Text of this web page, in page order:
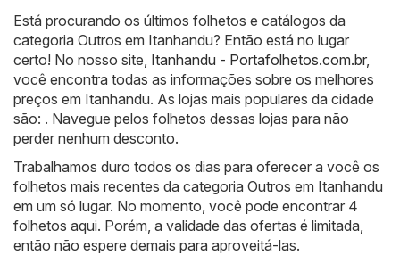
Está procurando os últimos folhetos e catálogos da
categoria Outros em Itanhandu? Então está no lugar
certo! No nosso site, Itanhandu - Portafolhetos.com.br,
você encontra todas as informações sobre os melhores
preços em Itanhandu. As lojas mais populares da cidade
são: . Navegue pelos folhetos dessas lojas para não
perder nenhum desconto.
Trabalhamos duro todos os dias para oferecer a você os
folhetos mais recentes da categoria Outros em Itanhandu
em um só lugar. No momento, você pode encontrar 4
folhetos aqui. Porém, a validade das ofertas é limitada,
então não espere demais para aproveitá-las.